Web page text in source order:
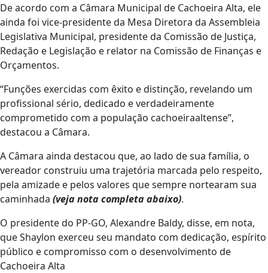
De acordo com a Câmara Municipal de Cachoeira Alta, ele
ainda foi vice-presidente da Mesa Diretora da Assembleia
Legislativa Municipal, presidente da Comissão de Justiça,
Redação e Legislação e relator na Comissão de Finanças e
Orçamentos.
“Funções exercidas com êxito e distinção, revelando um
profissional sério, dedicado e verdadeiramente
comprometido com a população cachoeiraaltense”,
destacou a Câmara.
A Câmara ainda destacou que, ao lado de sua família, o
vereador construiu uma trajetória marcada pelo respeito,
pela amizade e pelos valores que sempre nortearam sua
caminhada (veja nota completa abaixo).
O presidente do PP-GO, Alexandre Baldy, disse, em nota,
que Shaylon exerceu seu mandato com dedicação, espírito
público e compromisso com o desenvolvimento de
Cachoeira Alta